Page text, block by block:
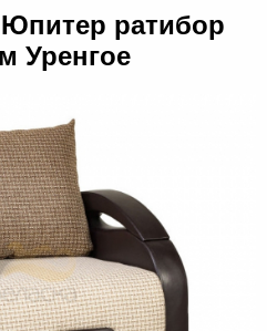
ратибор
Уренгое